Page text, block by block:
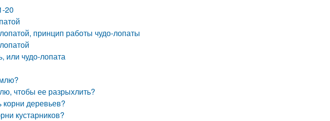
20
принцип работы чудо-лопаты
или чудо-лопата
чтобы ее разрыхлить?
деревьев?
кустарников?